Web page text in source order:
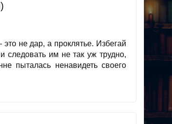
не дар, а проклятье. Избегай
следовать им не так уж трудно,
пыталась ненавидеть своего